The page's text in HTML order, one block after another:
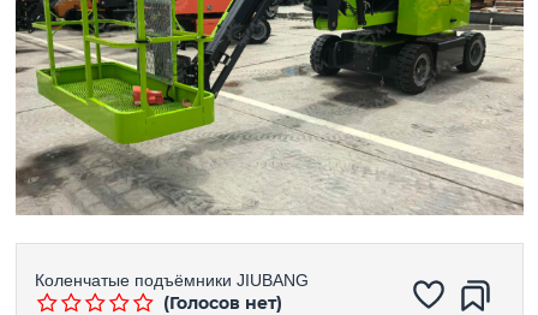
Коленчатые подъёмники JIUBANG
(Голосов нет)